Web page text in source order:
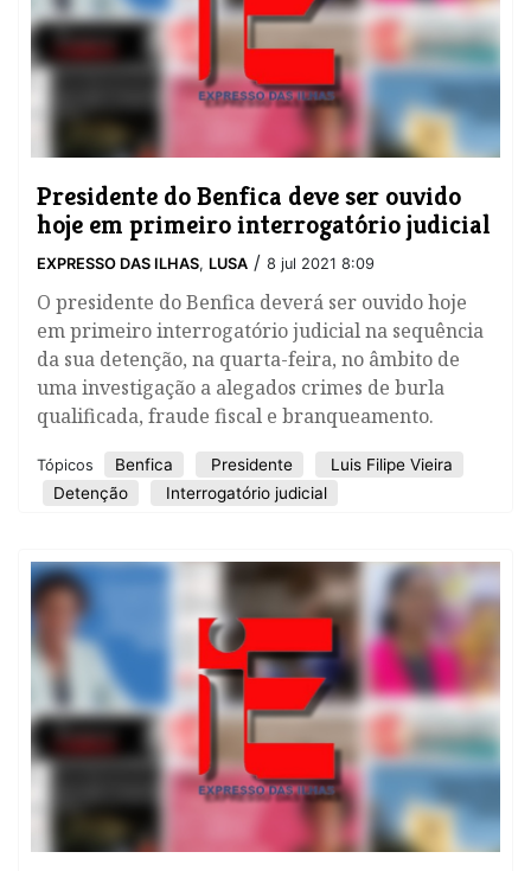
Presidente do Benfica deve ser ouvido
hoje em primeiro interrogatório judicial
EXPRESSO DAS ILHAS, LUSA / 8 jul 2021 8:09
O presidente do Benfica deverá ser ouvido hoje
em primeiro interrogatório judicial na sequência
da sua detenção, na quarta-feira, no âmbito de
uma investigação a alegados crimes de burla
qualificada, fraude fiscal e branqueamento.
Tópicos Benfica Presidente
Luis Filipe Vieira
Detenção
Interrogatório judicial